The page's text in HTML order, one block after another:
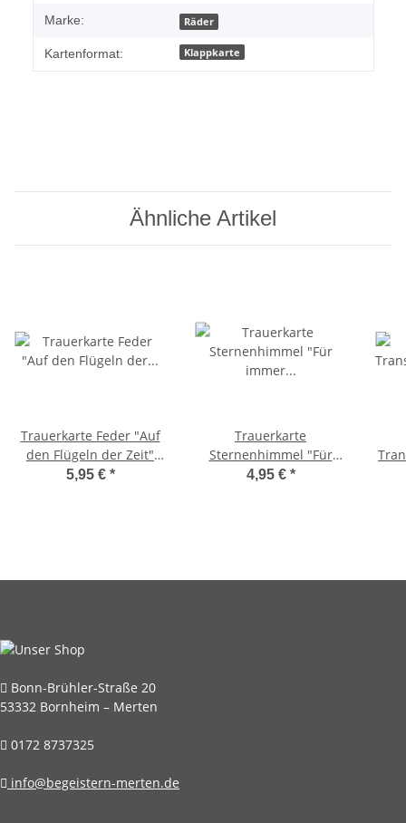
Marke: Räder
Kartenformat: Klappkarte
Ähnliche Artikel
Trauerkarte Feder "Auf
den Flügeln der Zeit"
von Räder
5,95 € *
Trauerkarte
Sternenhimmel "Für
immer unvergessen"
4,95 € *
Bonn-Brühler-Straße 20
53332 Bornheim – Merten
0172 8737325
info@begeistern-merten.de